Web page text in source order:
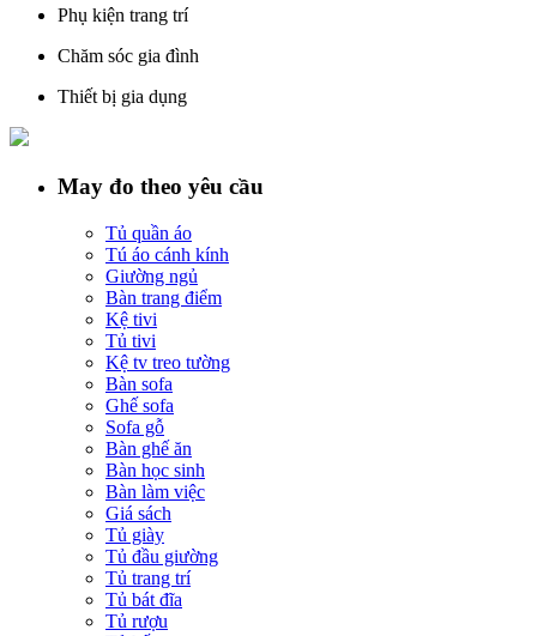
Phụ kiện trang trí
Chăm sóc gia đình
Thiết bị gia dụng
May đo theo yêu cầu
Tủ quần áo
Tú áo cánh kính
Giường ngủ
Bàn trang điểm
Kệ tivi
Tủ tivi
Kệ tv treo tường
Bàn sofa
Ghế sofa
Sofa gỗ
Bàn ghế ăn
Bàn học sinh
Bàn làm việc
Giá sách
Tủ giày
Tủ đầu giường
Tủ trang trí
Tủ bát đĩa
Tủ rượu